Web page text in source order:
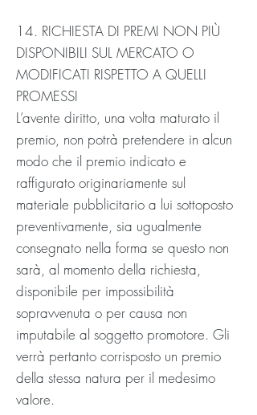
14. RICHIESTA DI PREMI NON PIÙ
DISPONIBILI SUL MERCATO O
MODIFICATI RISPETTO A QUELLI
PROMESSI
L’avente diritto, una volta maturato il
premio, non potrà pretendere in alcun
modo che il premio indicato e
raffigurato originariamente sul
materiale pubblicitario a lui sottoposto
preventivamente, sia ugualmente
consegnato nella forma se questo non
sarà, al momento della richiesta,
disponibile per impossibilità
sopravvenuta o per causa non
imputabile al soggetto promotore. Gli
verrà pertanto corrisposto un premio
della stessa natura per il medesimo
valore.